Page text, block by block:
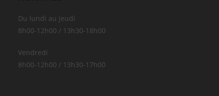
Du lundi au jeudi
8h00-12h00 / 13h30-18h00
Vendredi
8h00-12h00 / 13h30-17h00